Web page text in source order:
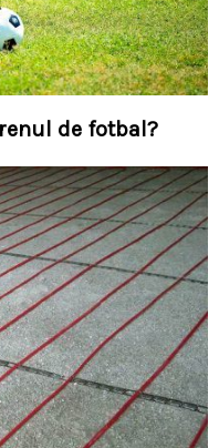
de fotbal?